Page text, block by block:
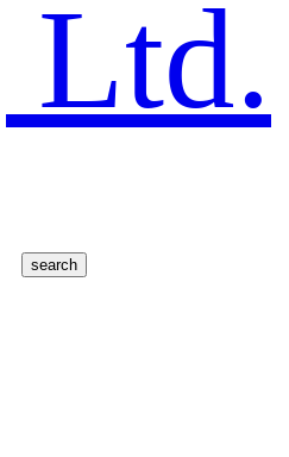
search